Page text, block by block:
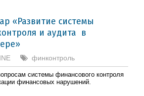
«Развитие системы
и аудита в
финконтроль
системы финансового контроля
финансовых нарушений.